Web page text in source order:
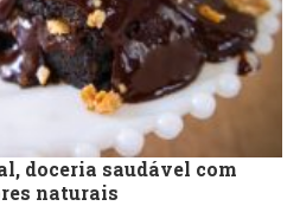
doceria saudável com
naturais